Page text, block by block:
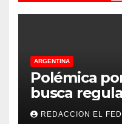
ARGENTINA
Polémica
busca
refugios de
REDACCION EL